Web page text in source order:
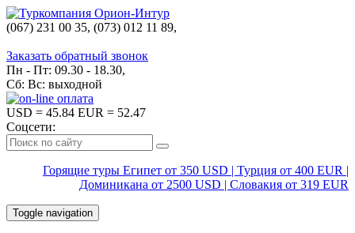
(067) 231 00 35, (073) 012 11 89,
Заказать обратный звонок
Пн - Пт: 09.30 - 18.30,
Сб: Вс: выходной
USD = 45.84 EUR = 52.47
Соцсети:
Горящие туры Египет от 350 USD | Турция от 400 EUR |
Доминикана от 2500 USD | Словакия от 319 EUR
Toggle navigation